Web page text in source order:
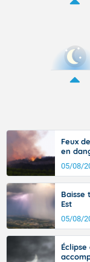
Feux
en
05/08/
Baisse
Est
05/08/